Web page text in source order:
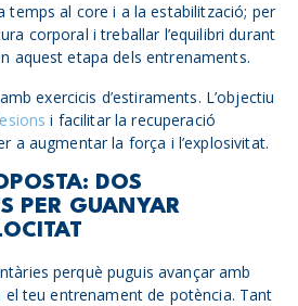
temps al core i a la estabilització; per
corporal i treballar l’equilibri durant
aquest etapa dels entrenaments.
exercicis d’estiraments. L’objectiu
i facilitar la recuperació
a augmentar la força i l’explosivitat.
DOS
PER GUANYAR
perquè puguis avançar amb
teu entrenament de potència. Tant